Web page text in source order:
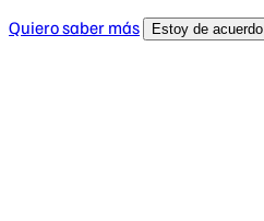
Quiero saber más
Estoy de acuerdo